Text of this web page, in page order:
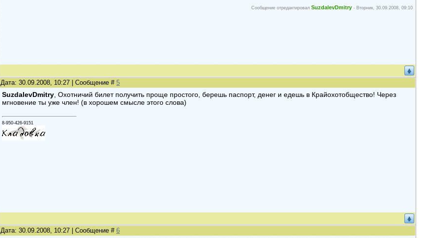
Сообщение отредактировал SuzdalevDmitry - Вторник, 30.09.2008, 09:10
Дата: 30.09.2008, 10:27 | Сообщение # 5
SuzdalevDmitry , Охотничий билет получить проще простого, берешь паспорт, денег и едешь в Крайохотобщество! Через
мгновение ты уже член! (в хорошем смысле этого слова)
8-950-426-9151
Дата: 30.09.2008, 10:27 | Сообщение # 6